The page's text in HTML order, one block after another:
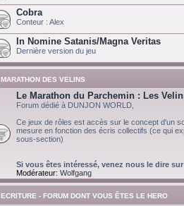
Cobra
Conteur : Alex
In Nomine Satanis/Magna Veritas
Dernière version du jeu
MARATHON DES VELINS
Le Marathon du Parchemin : Les
Forum dédié à DUNJON WORLD,
Ce jeux de rôles est accès sur le concept d'un
mesure en fonction des écris collectifs (ce qui
sous-section)
Si vous êtes intéressé, venez nous le dire sur
Modérateur: Wolfgang
ECRITURE - FORUM DONT VOUS ÊTES LE HERO